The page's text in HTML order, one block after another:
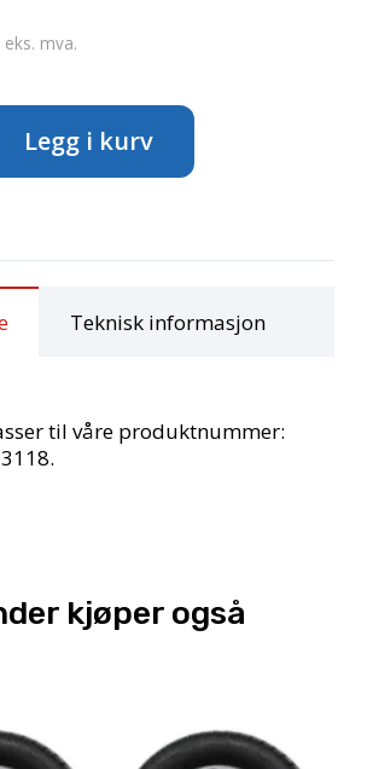
eks. mva.
Legg i kurv
Teknisk informasjon
til våre produktnummer:
kjøper også